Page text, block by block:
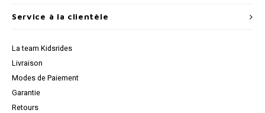
Service à la clientèle
La team Kidsrides
Livraison
Modes de Paiement
Garantie
Retours